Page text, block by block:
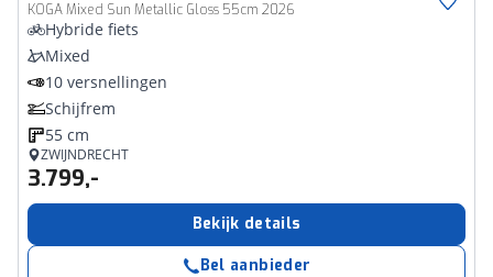
KOGA Mixed Sun Metallic Gloss 55cm 2026
Hybride fiets
Mixed
10 versnellingen
Schijfrem
55 cm
ZWIJNDRECHT
3.799,-
Bekijk details
Bel aanbieder